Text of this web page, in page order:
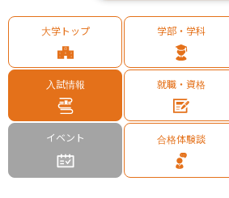
大学トップ 学部・学科
入試情報 就職・資格
イベント 合格体験談